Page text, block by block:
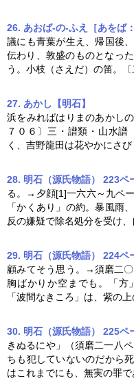
26. あおば‐の‐ふえ［あをば
議にも青葉が生え、帰国後
伝わり、敦盛のものとなっ
う。小枝（さえだ）の笛。
27. あかし【明石】
浜をみればはりまのあかし
７０６〕三・譜類・山水譜
く、吉野龍田は花やかにさ
28. 明石（源氏物語） 223ペ
る。→夕顔[1]一六六～九ペー
「かくあり」の約。暴風雨
反の嫌疑で除名処分を受け、
29. 明石（源氏物語） 224ペ
顧みてそう思う。→須磨二
胸ばかりか空までも。「方
「波間なきころ」は、紫の
30. 明石（源氏物語） 225ペ
きぬるにや」（須磨二一八
ちも犯していないのだから
はこれまでにも、無実の罪